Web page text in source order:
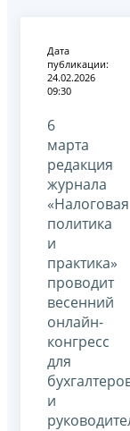
Дата
публикации:
24.02.2026
09:30
6
марта
редакция
журнала
«Налоговая
политика
и
практика»
проводит
весенний
онлайн-
конгресс
для
и